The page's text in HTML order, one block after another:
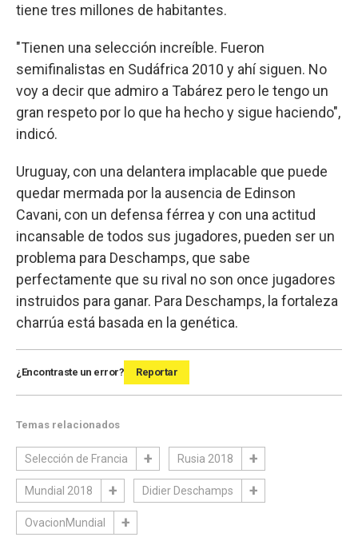
tiene tres millones de habitantes.
"Tienen una selección increíble. Fueron
semifinalistas en Sudáfrica 2010 y ahí siguen. No
voy a decir que admiro a Tabárez pero le tengo un
gran respeto por lo que ha hecho y sigue haciendo",
indicó.
Uruguay, con una delantera implacable que puede
quedar mermada por la ausencia de Edinson
Cavani, con un defensa férrea y con una actitud
incansable de todos sus jugadores, pueden ser un
problema para Deschamps, que sabe
perfectamente que su rival no son once jugadores
instruidos para ganar. Para Deschamps, la fortaleza
charrúa está basada en la genética.
¿Encontraste un error? Reportar
Temas relacionados
Selección de Francia Rusia 2018
Mundial 2018 Didier Deschamps
OvacionMundial